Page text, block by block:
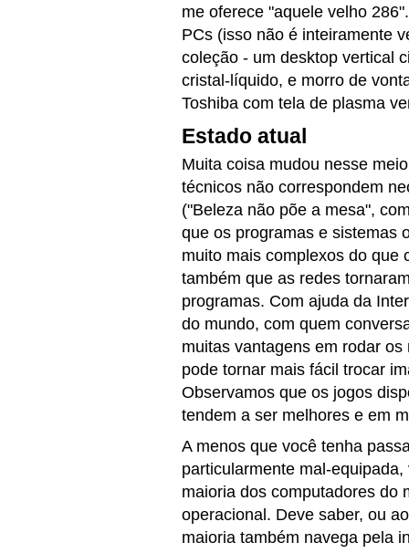
me oferece "aquele velho
PCs (isso não é inteiramente
coleção - um desktop vertical
cristal-líquido, e morro de
Toshiba com tela de plasma
Estado atual
Muita coisa mudou nesse
técnicos não correspondem
("Beleza não põe a mesa",
que os programas e sistemas
muito mais complexos do que
também que as redes
programas. Com ajuda da
do mundo, com quem
muitas vantagens em rodar
pode tornar mais fácil trocar
Observamos que os jogos
tendem a ser melhores e em
A menos que você tenha
particularmente mal-
maioria dos computadores do
operacional. Deve saber, ou
maioria também navega pela